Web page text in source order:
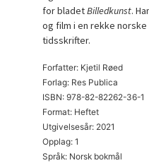
for bladetBilledkunst.
og film i en rekke
tidsskrifter.
Forfatter: Kjetil Røed
Forlag: Res Publica
ISBN: 978-82-82262-36-1
Format: Heftet
Utgivelsesår: 2021
Opplag: 1
Språk: Norsk bokmål